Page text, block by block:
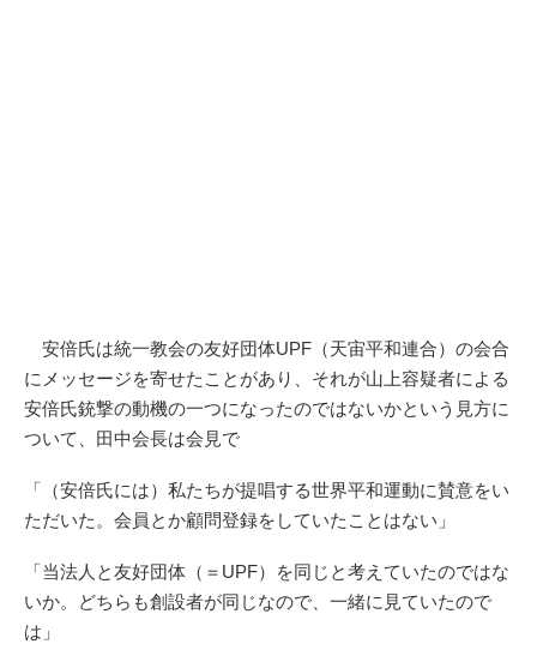
安倍氏は統一教会の友好団体UPF（天宙平和連合）の会合
にメッセージを寄せたことがあり、それが山上容疑者による
安倍氏銃撃の動機の一つになったのではないかという見方に
ついて、田中会長は会見で
「（安倍氏には）私たちが提唱する世界平和運動に賛意をい
ただいた。会員とか顧問登録をしていたことはない」
「当法人と友好団体（＝UPF）を同じと考えていたのではな
いか。どちらも創設者が同じなので、一緒に見ていたので
は」